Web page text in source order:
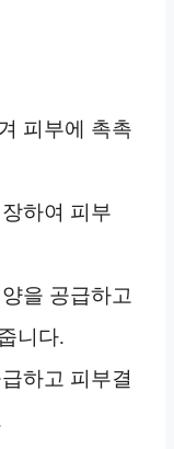
피부에 촉촉
하여 피부
을 공급하고
니다.
하고 피부결